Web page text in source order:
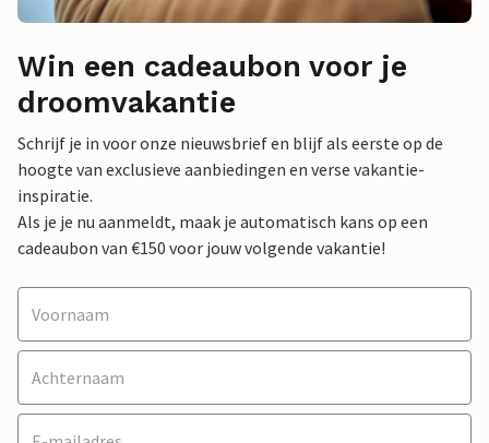
Win een cadeaubon voor je
droomvakantie
Schrijf je in voor onze nieuwsbrief en blijf als eerste op de
hoogte van exclusieve aanbiedingen en verse vakantie-
inspiratie.
Als je je nu aanmeldt, maak je automatisch kans op een
cadeaubon van €150 voor jouw volgende vakantie!